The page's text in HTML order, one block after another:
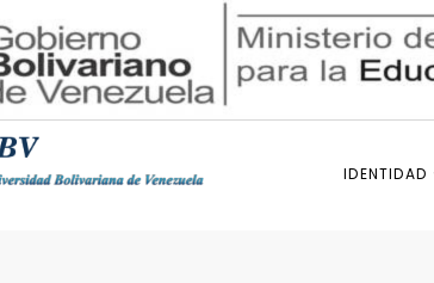
IDENTIDAD